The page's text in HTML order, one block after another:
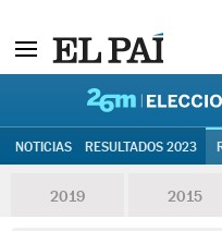
NOTICIAS RESULTADOS 2023
2019 2015